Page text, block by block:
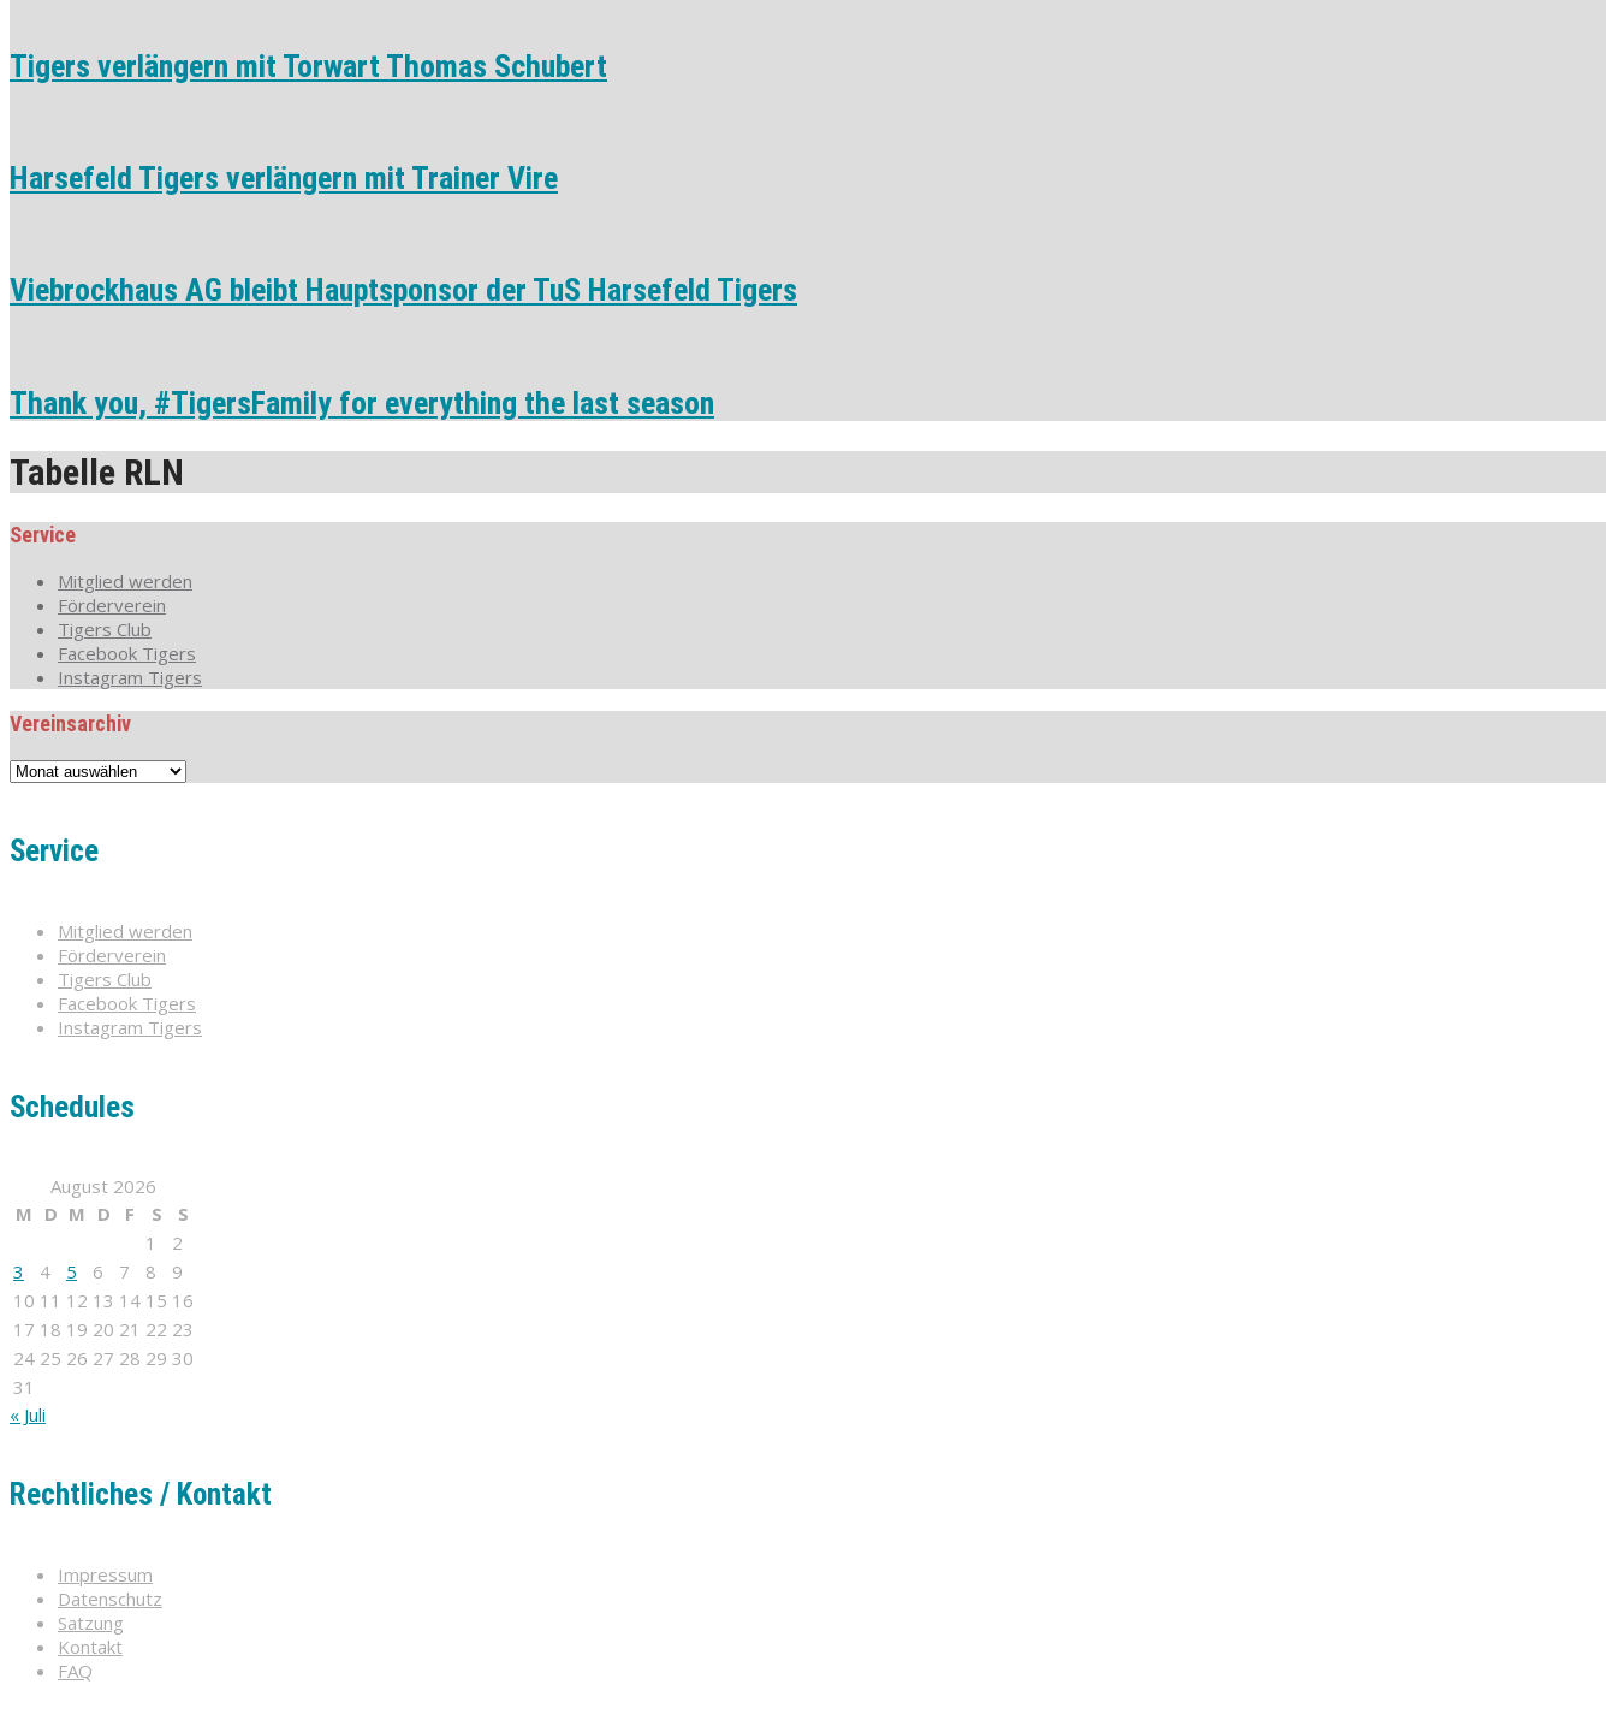
Tigers verlängern mit Torwart Thomas Schubert
Harsefeld Tigers verlängern mit Trainer Vire
Viebrockhaus AG bleibt Hauptsponsor der TuS Harsefeld Tigers
Thank you, #TigersFamily for everything the last season
Tabelle RLN
Service
Mitglied werden
Förderverein
Tigers Club
Facebook Tigers
Instagram Tigers
Vereinsarchiv
Vereinsarchiv
Service
Mitglied werden
Förderverein
Tigers Club
Facebook Tigers
Instagram Tigers
Schedules
August 2026
M D M D F S
S
1
2
3
4 5 6 7 8
9
10 11 12 13 14 15 16
17 18 19 20 21 22 23
24 25 26 27 28 29 30
31
« Juli
Rechtliches / Kontakt
Impressum
Datenschutz
Satzung
Kontakt
FAQ